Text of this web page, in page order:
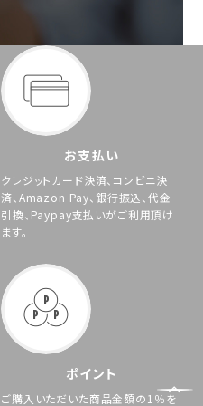
お支払い
クレジットカード決済、コンビニ決
済、Amazon Pay、銀行振込、代金
引換、Paypay支払いがご利用頂け
ます。
ポイント
ご購入いただいた商品金額の1％を